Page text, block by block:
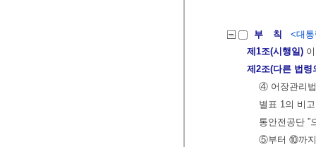
부 칙
<대
제1조(시행일)
제2조(다른 법령
④ 어장관리
별표 1의 비
통안전공단 ”
⑤부터 ⑩까